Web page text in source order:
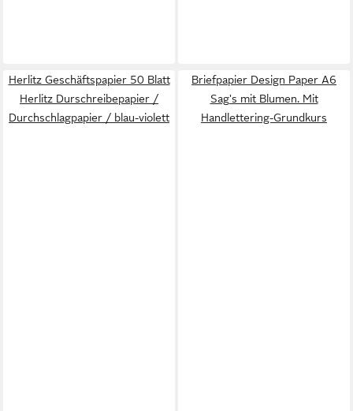
Herlitz Geschäftspapier 50 Blatt
Herlitz Durschreibepapier /
Durchschlagpapier / blau-violett
Briefpapier Design Paper A6
Sag's mit Blumen. Mit
Handlettering-Grundkurs